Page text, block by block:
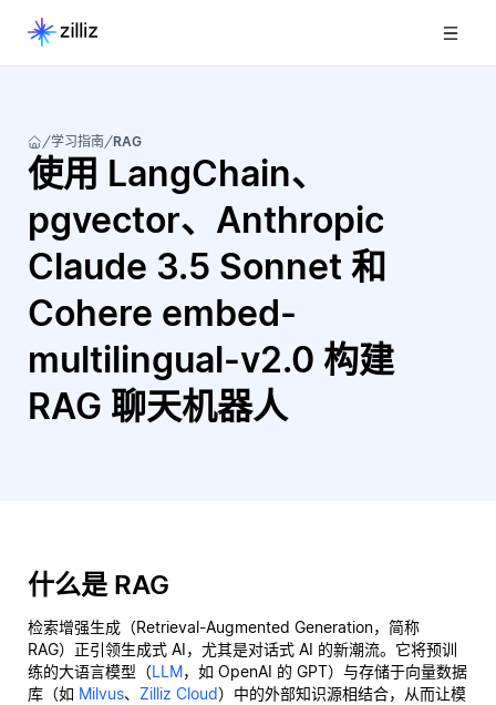
学习指南 RAG
使用 LangChain、
pgvector、Anthropic
Claude 3.5 Sonnet 和
Cohere embed-
multilingual-v2.0 构建
RAG 聊天机器人
什么是 RAG
检索增强生成（Retrieval-Augmented Generation，简称
RAG）正引领生成式 AI，尤其是对话式 AI 的新潮流。它将预训
练的大语言模型（LLM，如 OpenAI 的 GPT）与存储于向量数据
库（如 Milvus、 Zilliz Cloud）中的外部知识源相结合，从而让模